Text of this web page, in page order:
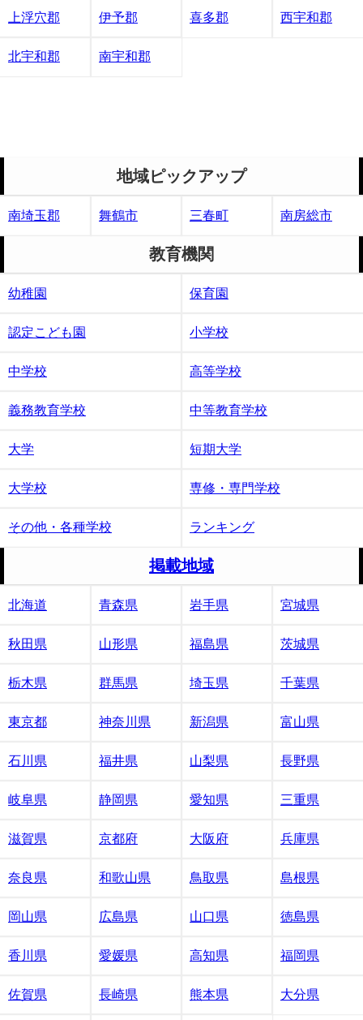
上浮穴郡 伊予郡 喜多郡 西宇和郡
北宇和郡 南宇和郡
地域ピックアップ
南埼玉郡 舞鶴市 三春町 南房総市
教育機関
幼稚園 保育園
認定こども園 小学校
中学校 高等学校
義務教育学校 中等教育学校
大学 短期大学
大学校 専修・専門学校
その他・各種学校 ランキング
掲載地域
北海道 青森県 岩手県 宮城県
秋田県 山形県 福島県 茨城県
栃木県 群馬県 埼玉県 千葉県
東京都 神奈川県 新潟県 富山県
石川県 福井県 山梨県 長野県
岐阜県 静岡県 愛知県 三重県
滋賀県 京都府 大阪府 兵庫県
奈良県 和歌山県 鳥取県 島根県
岡山県 広島県 山口県 徳島県
香川県 愛媛県 高知県 福岡県
佐賀県 長崎県 熊本県 大分県